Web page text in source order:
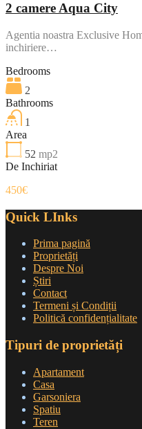
2 camere Aqua City
Agentia noastra Exclusive
inchiriere…
Bedrooms
2
Bathrooms
1
Area
52 mp2
De Inchiriat
450€
Quick LInks
Prima pagină
Proprietăți
Despre Noi
Știri
Contact
Termeni și Condiții
Politică confidențialitate
Tipuri de proprietăți
Apartament
Casa
Garsoniera
Spatiu
Teren